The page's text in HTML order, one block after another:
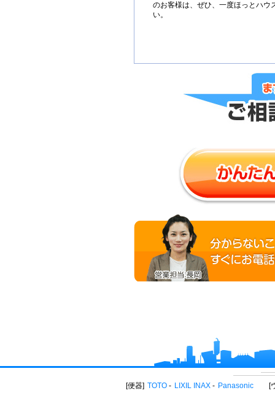
のお客様は、ぜひ、一度ほっとハウ
い。
便器 TOTO LIXIL INAX Panasonic